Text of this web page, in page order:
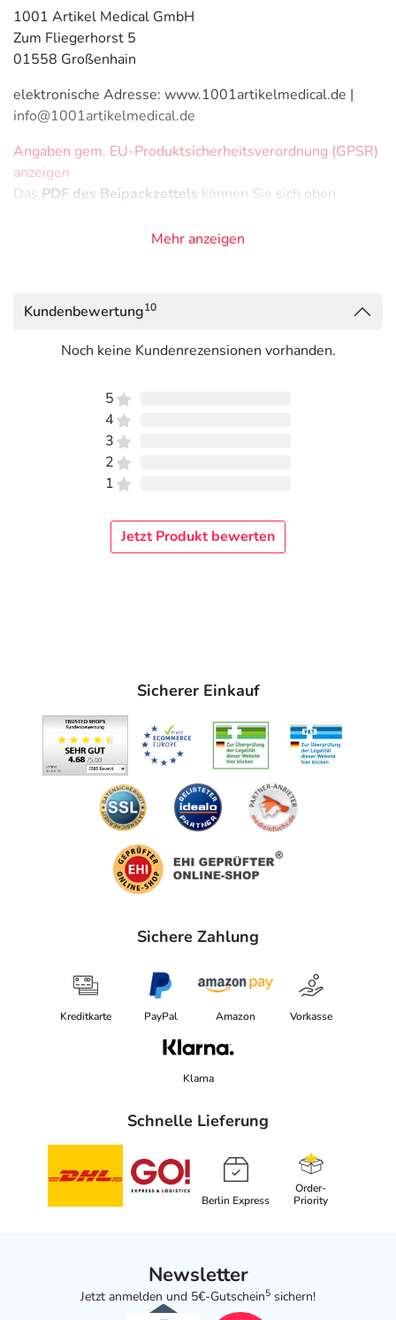
1001 Artikel Medical GmbH
Zum Fliegerhorst 5
01558 Großenhain
elektronische Adresse: www.1001artikelmedical.de |
info@1001artikelmedical.de
Angaben gem. EU-Produktsicherheitsverordnung (GPSR)
anzeigen
Das PDF des Beipackzettels können Sie sich oben
Mehr anzeigen
Kundenbewertung10
Noch keine Kundenrezensionen vorhanden.
5
4
3
2
1
Jetzt Produkt bewerten
Sicherer Einkauf
Sichere Zahlung
Kreditkarte PayPal Amazon Vorkasse
Klarna
Schnelle Lieferung
Berlin Express
Order-
Priority
Newsletter
Jetzt anmelden und 5€-Gutschein5 sichern!